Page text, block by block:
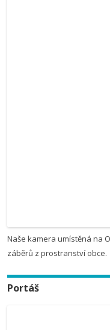
Naše kamera umístěná na
záběrů z prostranství obce.
Portáš